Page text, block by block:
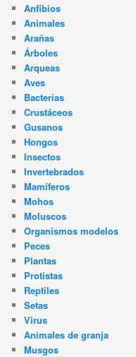
Anfibios
Animales
Arañas
Árboles
Arqueas
Aves
Bacterias
Crustáceos
Gusanos
Hongos
Insectos
Invertebrados
Mamíferos
Mohos
Moluscos
Organismos modelos
Peces
Plantas
Protistas
Reptiles
Setas
Virus
Animales de granja
Musgos